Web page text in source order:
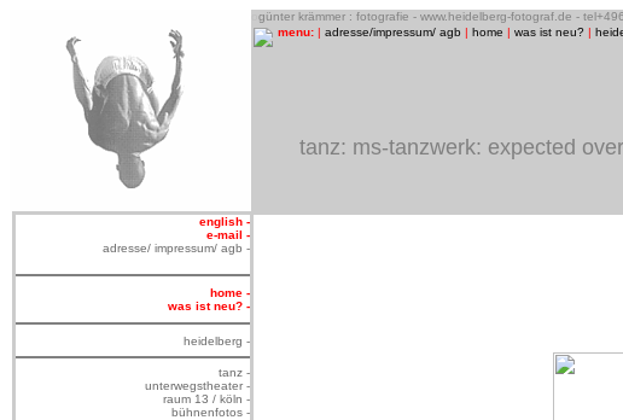
günter krämmer : fotografie - www.heidelberg-fotograf.de -
menu: | adresse/impressum/ agb | home | was ist neu? |
tanz: ms-tanzwerk: expected
english -
e-mail -
adresse/ impressum/ agb -
home -
was ist neu? -
heidelberg -
tanz -
unterwegstheater -
raum 13 / köln -
bühnenfotos -